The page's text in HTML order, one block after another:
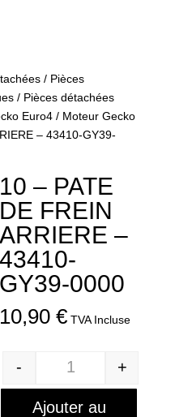
/ Pièces
/ Pièces détachées
Euro4/ Moteur Gecko
– 43410-GY39-
10 – PATE
DE FREIN
ARRIERE –
43410-
GY39-0000
10,90€ TVA Incluse
Quantité
- +
Ajouter au